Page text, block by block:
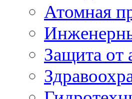
Атомная
Защита от